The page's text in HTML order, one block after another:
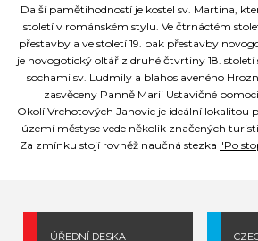
Další pamětihodností je kostel sv. Martina,
století v románském stylu. Ve čtrnáctém
přestavby a ve století 19. pak přestavby
je novogotický oltář z druhé čtvrtiny 18. století
sochami sv. Ludmily a blahoslaveného
zasvěceny Panně Marii Ustavičné
Okolí Vrchotových Janovic je ideální lokalitou
území městyse vede několik značených
Za zmínku stojí rovněž naučná stezka "Po
ÚŘEDNÍ DESKA